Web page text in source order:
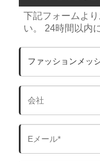
下記フォームよ
い。 24時間以内